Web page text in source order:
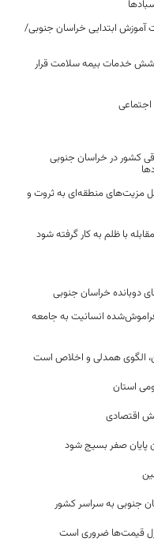
آموزش ابتدایی خراسان جنوبی/
خدمات بیمه سلامت قرار
کشور در خراسان جنوبی
مزیت‌های منطقه‌ای به ثروت و
با ظلم به کار گرفته شود
انسانیت به جامعه
الگوی همدلی و اخلاص است
استان
اقتصادی
پایان صفر بسیج شود
قیمت‌ها ضروری است